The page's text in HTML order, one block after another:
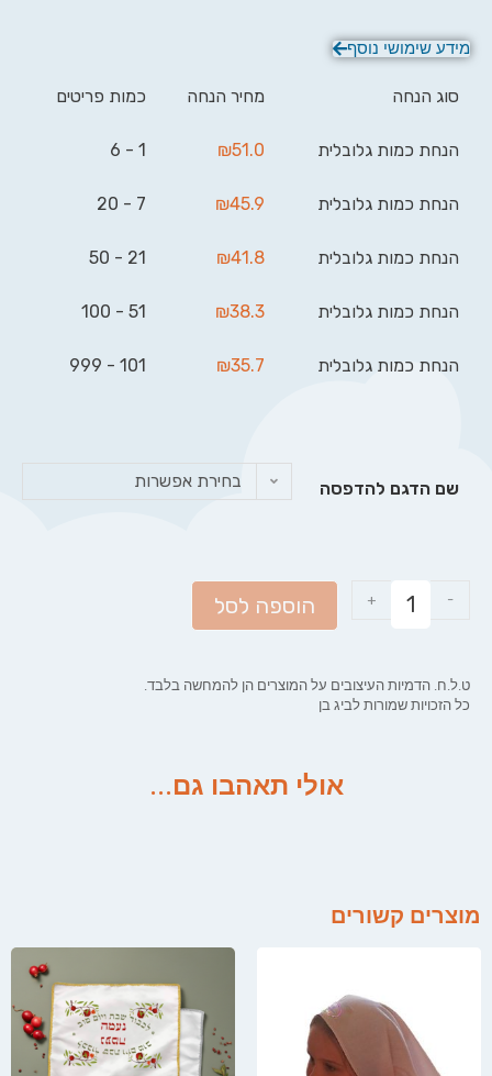
מידע שימושי נוסף
סוג הנחה מחיר הנחה כמות פריטים
הנחת כמות גלובלית ₪51.0
1 - 6
הנחת כמות גלובלית ₪45.9
7 - 20
הנחת כמות גלובלית ₪41.8
21 - 50
הנחת כמות גלובלית ₪38.3
51 - 100
הנחת כמות גלובלית ₪35.7
101 - 999
שם הדגם להדפסה בחירת אפשרות
-
+ הוספה לסל
ט.ל.ח. הדמיות העיצובים על המוצרים הן להמחשה בלבד.
כל הזכויות שמורות לביג בן
אולי תאהבו גם...
מוצרים קשורים